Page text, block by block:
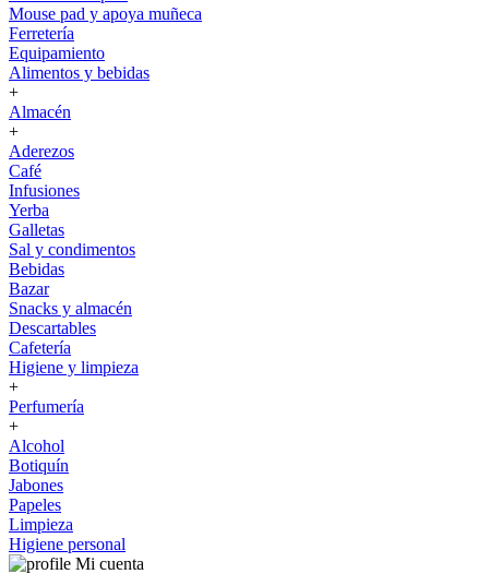
Mouse pad y apoya muñeca
Ferretería
Equipamiento
Alimentos y bebidas
+
Almacén
+
Aderezos
Café
Infusiones
Yerba
Galletas
Sal y condimentos
Bebidas
Bazar
Snacks y almacén
Descartables
Cafetería
Higiene y limpieza
+
Perfumería
+
Alcohol
Botiquín
Jabones
Papeles
Limpieza
Higiene personal
Mi cuenta